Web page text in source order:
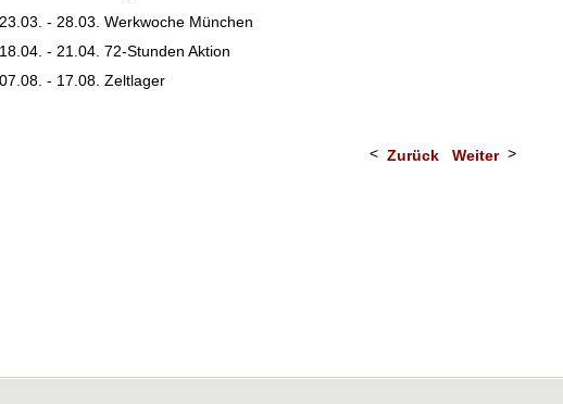
23.03. - 28.03. Werkwoche München
18.04. - 21.04. 72-Stunden Aktion
07.08. - 17.08. Zeltlager
Zurück Weiter